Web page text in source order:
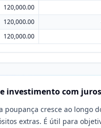
120,000.00
120,000.00
120,000.00
investimento com
poupança cresce ao longo
extras. É útil para